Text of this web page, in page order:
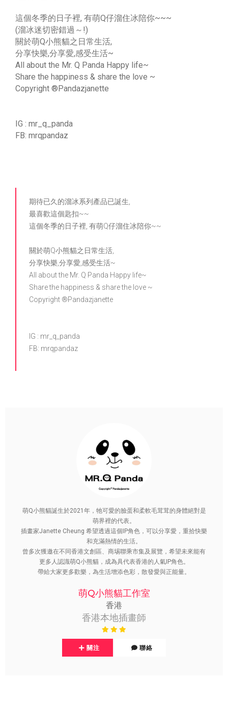
這個冬季的日子裡, 有萌Q仔溜住冰陪你~~~
(溜冰迷切密錯過～!)
關於萌Q小熊貓之日常生活,
分享快樂,分享愛,感受生活~
All about the Mr. Q Panda Happy life~
Share the happiness & share the love ~
Copyright ®Pandazjanette
IG : mr_q_panda
FB: mrqpandaz
期待已久的溜冰系列產品已誕生,
最喜歡這個匙扣~~
這個冬季的日子裡, 有萌Q仔溜住冰陪你~~
關於萌Q小熊貓之日常生活,
分享快樂,分享愛,感受生活~
All about the Mr. Q Panda Happy life~
Share the happiness & share the love ~
Copyright ®Pandazjanette
IG : mr_q_panda
FB: mrqpandaz
萌Q小熊貓誕生於2021年，牠可愛的臉蛋和柔軟毛茸茸的身體絕對是
萌界裡的代表。
插畫家Janette Cheung 希望透過這個IP角色，可以分享愛，重拾快樂
和充滿熱情的生活。
曾多次獲邀在不同香港文創區、商埸聯乘市集及展覽，希望未來能有
更多人認識萌Q小熊貓，成為具代表香港的人氣IP角色。
帶給大家更多歡樂，為生活增添色彩，散發愛與正能量。
萌Q小熊貓工作室
香港
香港本地插畫師
關注 聯絡